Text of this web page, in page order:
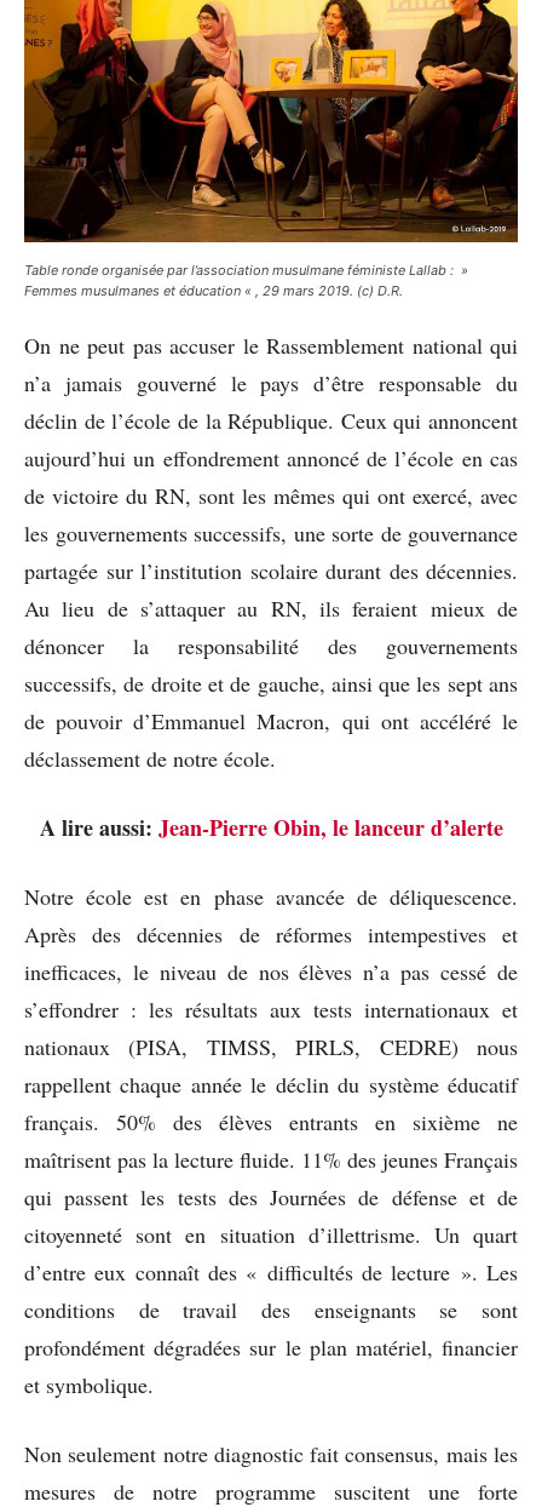
Table ronde organisée par l’association musulmane féministe Lallab : »
Femmes musulmanes et éducation « , 29 mars 2019. (c) D.R.
On ne peut pas accuser le Rassemblement national qui
n’a jamais gouverné le pays d’être responsable du
déclin de l’école de la République. Ceux qui annoncent
aujourd’hui un effondrement annoncé de l’école en cas
de victoire du RN, sont les mêmes qui ont exercé, avec
les gouvernements successifs, une sorte de gouvernance
partagée sur l’institution scolaire durant des décennies.
Au lieu de s’attaquer au RN, ils feraient mieux de
dénoncer la responsabilité des gouvernements
successifs, de droite et de gauche, ainsi que les sept ans
de pouvoir d’Emmanuel Macron, qui ont accéléré le
déclassement de notre école.
A lire aussi: Jean-Pierre Obin, le lanceur d’alerte
Notre école est en phase avancée de déliquescence.
Après des décennies de réformes intempestives et
inefficaces, le niveau de nos élèves n’a pas cessé de
s’effondrer : les résultats aux tests internationaux et
nationaux (PISA, TIMSS, PIRLS, CEDRE) nous
rappellent chaque année le déclin du système éducatif
français. 50% des élèves entrants en sixième ne
maîtrisent pas la lecture fluide. 11% des jeunes Français
qui passent les tests des Journées de défense et de
citoyenneté sont en situation d’illettrisme. Un quart
d’entre eux connaît des « difficultés de lecture ». Les
conditions de travail des enseignants se sont
profondément dégradées sur le plan matériel, financier
et symbolique.
Non seulement notre diagnostic fait consensus, mais les
mesures de notre programme suscitent une forte